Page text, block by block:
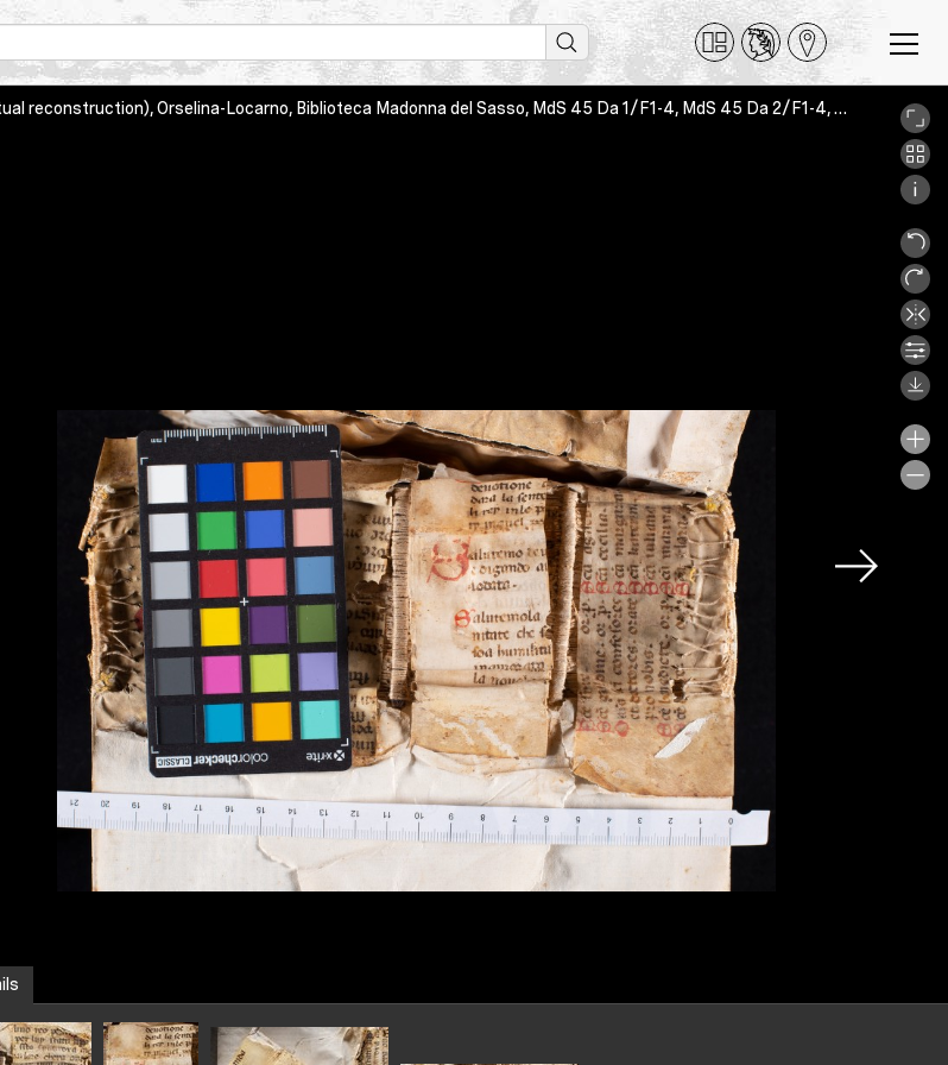
Laudario (virtual reconstruction), Orselina-Locarno, Biblioteca Madonna del Sasso, MdS 45 Da 1/F1-4, MdS 45 Da 2/F1-4, 45Da01_Colorchecker